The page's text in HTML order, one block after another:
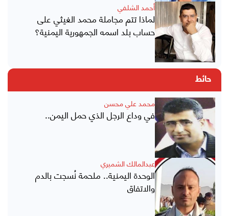
أحمد الشلفي
لماذا تتم مجاملة محمد الغيثي على
حساب بلد اسمه الجمهورية اليمنية؟
حائط
محمد علي محسن
في وداع الرجل الذي حمل اليمن..
عبدالمالك الشميري
الوحدة اليمنية.. ملحمة نُسجت بالدم
والاتفاق